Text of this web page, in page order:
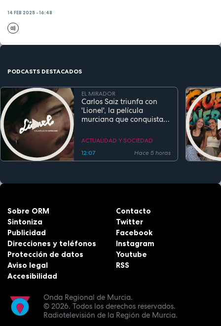
14 FEB 2025 - 16:48
PODCASTS DESTACADOS
EL MIRADOR
Carlos Saiz triunfa con
'Lionel', la película
murciana que conquista
estreno
ACTUALIDAD Y SOCIEDAD
12:07
Hace 5 horas
Onda Regional de Murcia.
© 2026. Todos los derechos reservados.
Radiotelevisión de la Región de Murcia.
Sobre ORM
Sintoniza
Publicidad
Direcciones y teléfonos
Protección de datos
Aviso legal
Accesibilidad
Contacto
Twitter
Facebook
Instagram
Youtube
RSS